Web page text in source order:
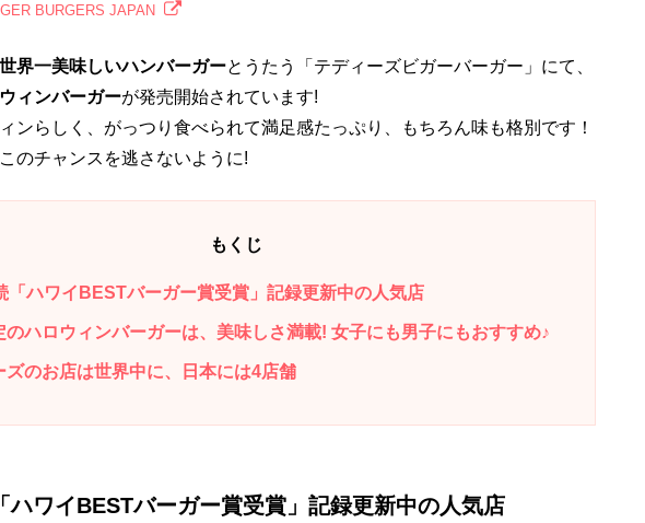
BURGERS JAPAN
界一美味しいハンバーガーとうたう「テディーズビガーバーガー」にて、
ィンバーガーが発売開始されています!
ンらしく、がっつり食べられて満足感たっぷり、もちろん味も格別です！
のチャンスを逃さないように!
もくじ
「ハワイBESTバーガー賞受賞」記録更新中の人気店
のハロウィンバーガーは、美味しさ満載! 女子にも男子にもおすすめ♪
ズのお店は世界中に、日本には4店舗
ハワイBESTバーガー賞受賞」記録更新中の人気店